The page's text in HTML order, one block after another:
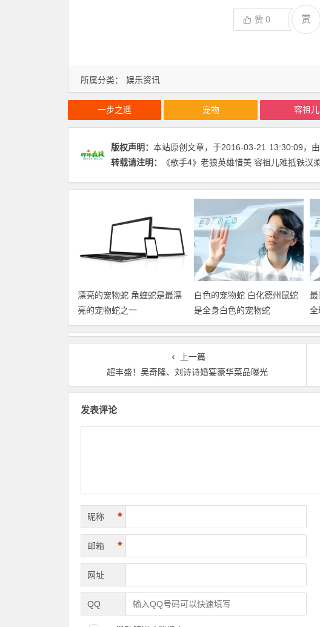
所属分类： 娱乐资讯
赞 0 赏
一步之遥 宠物 容祖儿
版权声明： 本站原创文章，于2016-03-21 13:30:09，由
转载请注明：
《歌手4》老狼英雄惜美 容祖儿难抵铁汉
漂亮的宠物蛇 角蝰蛇是最漂
亮的宠物蛇之一
白色的宠物蛇 白化德州鼠蛇
是全身白色的宠物蛇
最
全
上一篇
超丰盛！吴奇隆、刘诗诗婚宴豪华菜品曝光
发表评论
昵称 *
邮箱 *
网址
QQ